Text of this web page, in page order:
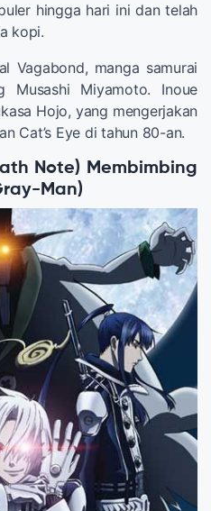
hingga hari ini dan telah
kopi.
Vagabond, manga samurai
Musashi Miyamoto. Inoue
Hojo, yang mengerjakan
Cat’s Eye di tahun 80-an.
Note) Membimbing
Man)